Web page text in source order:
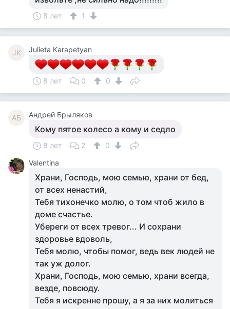
8 лет 1
JK Julieta Karapetyan
8 лет 0 0
АБ Андрей Брыляков
Кому пятое колесо а кому и седло
8 лет 2
0
Valentina
Храни, Господь, мою семью, храни от бед,
от всех ненастий,
Тебя тихонечко молю, о том чтоб жило в
доме счастье.
Убереги от всех тревог... И сохрани
здоровье вдоволь,
Тебя молю, чтобы помог, ведь век людей не
так уж долог.
Храни, Господь, мою семью, храни всегда,
везде, повсюду.
Тебя я искренне прошу, а я за них молиться